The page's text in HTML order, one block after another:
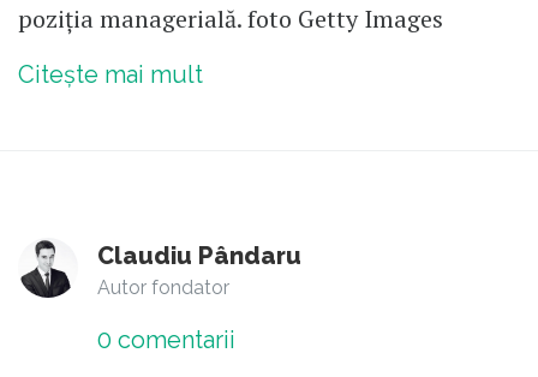
poziția managerială. foto Getty Images
Citește mai mult
Claudiu Pândaru
Autor fondator
0 comentarii